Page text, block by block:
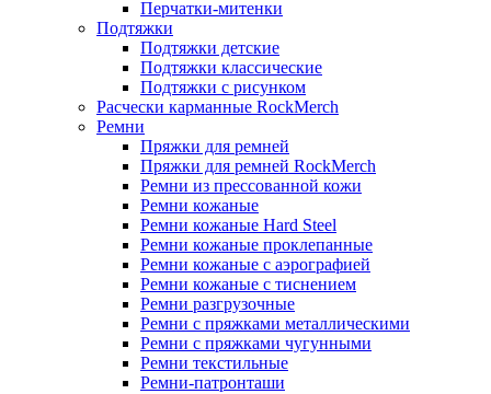
Перчатки-митенки
Подтяжки
Подтяжки детские
Подтяжки классические
Подтяжки с рисунком
Расчески карманные RockMerch
Ремни
Пряжки для ремней
Пряжки для ремней RockMerch
Ремни из прессованной кожи
Ремни кожаные
Ремни кожаные Hard Steel
Ремни кожаные проклепанные
Ремни кожаные с аэрографией
Ремни кожаные с тиснением
Ремни разгрузочные
Ремни с пряжками металлическими
Ремни с пряжками чугунными
Ремни текстильные
Ремни-патронташи